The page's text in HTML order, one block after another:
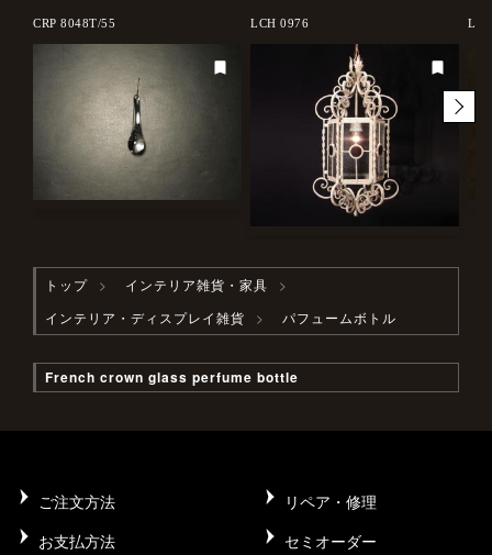
CRP 8048T/55 LCH 0976
トップ
インテリア雑貨・家具
インテリア・ディスプレイ雑貨
パフュームボトル
French crown glass perfume bottle
ご注文方法
リペア・修理
お支払方法
セミオーダー